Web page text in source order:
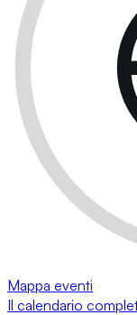
Mappa eventi
Il calendario